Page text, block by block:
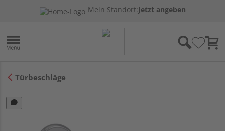
Mein Standort:Jetzt angeben
Türbeschläge